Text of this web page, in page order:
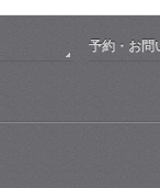
予約・お問